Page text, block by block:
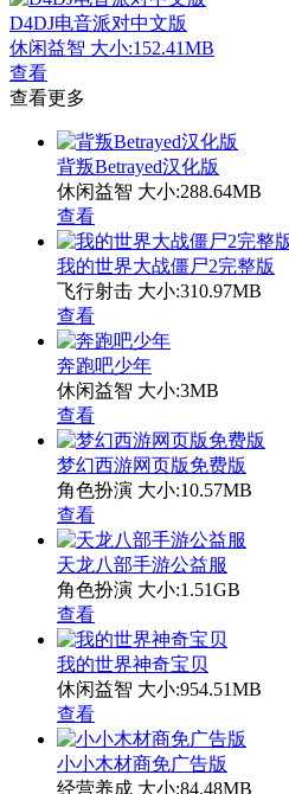
D4DJ电音派对中文版
休闲益智 大小:152.41MB
查看
查看更多
背叛Betrayed汉化版
休闲益智 大小:288.64MB
查看
我的世界大战僵尸2完整版
飞行射击 大小:310.97MB
查看
奔跑吧少年
休闲益智 大小:3MB
查看
梦幻西游网页版免费版
角色扮演 大小:10.57MB
查看
天龙八部手游公益服
角色扮演 大小:1.51GB
查看
我的世界神奇宝贝
休闲益智 大小:954.51MB
查看
小小木材商免广告版
经营养成 大小:84.48MB